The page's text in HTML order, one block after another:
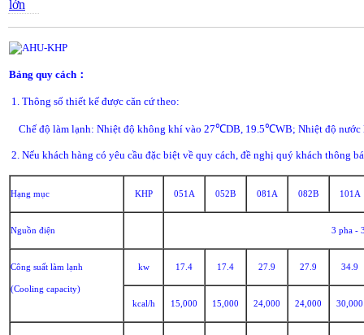
lớn
Bảng quy cách：
1. Thông số thiết kế được căn cứ theo:
Chế độ làm lạnh: Nhiệt độ không khí vào 27℃DB, 19.5℃WB; Nhiệt độ
2. Nếu khách hàng có yêu cầu đặc biệt về quy cách, đề nghị quý khách thông
Hạng mục KHP 051A 052B 081A 082B 101A
Nguồn điện 3 pha -
Công suất làm lạnh
(Cooling capacity)
kw 17.4 17.4 27.9 27.9 34.9
kcal/h 15,000 15,000 24,000 24,000 30,000